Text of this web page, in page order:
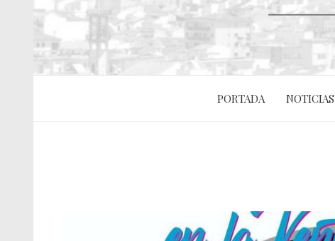
PORTADA NOTICIAS